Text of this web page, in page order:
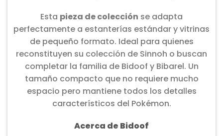
Esta pieza de colección se adapta
perfectamente a estanterías estándar y vitrinas
de pequeño formato. Ideal para quienes
reconstituyen su colección de Sinnoh o buscan
completar la familia de Bidoof y Bibarel. Un
tamaño compacto que no requiere mucho
espacio pero mantiene todos los detalles
característicos del Pokémon.
Acerca de Bidoof